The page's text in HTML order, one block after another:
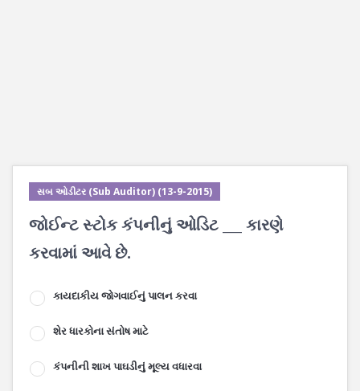
સબ ઓડીટર (Sub Auditor) (13-9-2015)
જોઈન્ટ સ્ટોક કંપનીનું ઓડિટ ___ કારણે
કરવામાં આવે છે.
કાયદાકીય જોગવાઈનું પાલન કરવા
શેર ધારકોના સંતોષ માટે
કંપનીની શાખ પાઘડીનું મૂલ્ય વધારવા